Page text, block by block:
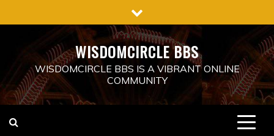
to
WISDOMCIRCLE BBS
WISDOMCIRCLE BBS IS A VIBRANT ONLINE
COMMUNITY